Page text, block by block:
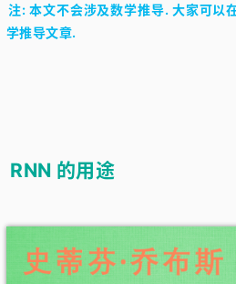
注: 本文不会涉及数学推导. 大家可以
学推导文章.
RNN 的用途